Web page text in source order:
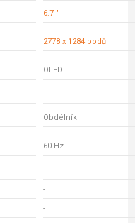
6.7 "
2778 x 1284 bodů
OLED
-
Obdélník
60 Hz
-
-
-